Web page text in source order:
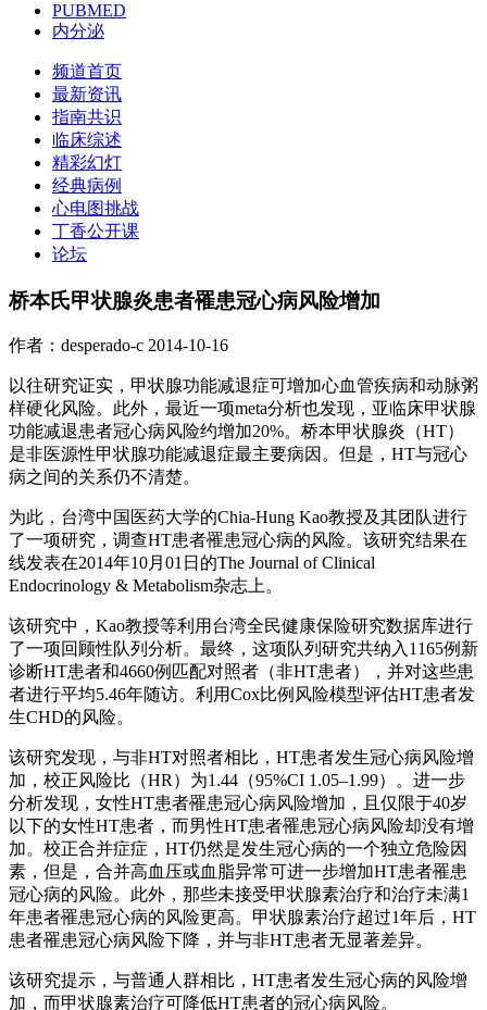
PUBMED
内分泌
频道首页
最新资讯
指南共识
临床综述
精彩幻灯
经典病例
心电图挑战
丁香公开课
论坛
桥本氏甲状腺炎患者罹患冠心病风险增加
作者：desperado-c 2014-10-16
以往研究证实，甲状腺功能减退症可增加心血管疾病和动脉粥
样硬化风险。此外，最近一项meta分析也发现，亚临床甲状腺
功能减退患者冠心病风险约增加20%。桥本甲状腺炎（HT）
是非医源性甲状腺功能减退症最主要病因。但是，HT与冠心
病之间的关系仍不清楚。
为此，台湾中国医药大学的Chia-Hung Kao教授及其团队进行
了一项研究，调查HT患者罹患冠心病的风险。该研究结果在
线发表在2014年10月01日的The Journal of Clinical
Endocrinology & Metabolism杂志上。
该研究中，Kao教授等利用台湾全民健康保险研究数据库进行
了一项回顾性队列分析。最终，这项队列研究共纳入1165例新
诊断HT患者和4660例匹配对照者（非HT患者），并对这些患
者进行平均5.46年随访。利用Cox比例风险模型评估HT患者发
生CHD的风险。
该研究发现，与非HT对照者相比，HT患者发生冠心病风险增
加，校正风险比（HR）为1.44（95%CI 1.05–1.99）。进一步
分析发现，女性HT患者罹患冠心病风险增加，且仅限于40岁
以下的女性HT患者，而男性HT患者罹患冠心病风险却没有增
加。校正合并症症，HT仍然是发生冠心病的一个独立危险因
素，但是，合并高血压或血脂异常可进一步增加HT患者罹患
冠心病的风险。此外，那些未接受甲状腺素治疗和治疗未满1
年患者罹患冠心病的风险更高。甲状腺素治疗超过1年后，HT
患者罹患冠心病风险下降，并与非HT患者无显著差异。
该研究提示，与普通人群相比，HT患者发生冠心病的风险增
加，而甲状腺素治疗可降低HT患者的冠心病风险。